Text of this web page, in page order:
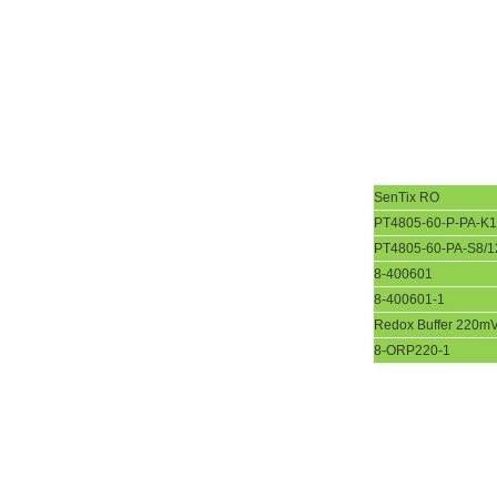
SenTix RO
PT4805-60-P-PA-
PT4805-60-PA-S8/
8-400601
8-400601-1
Redox Buffer
8-ORP220-1